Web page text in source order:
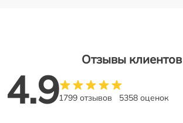
Отзывы клиентов
4.91799 отзывов 5358 оценок